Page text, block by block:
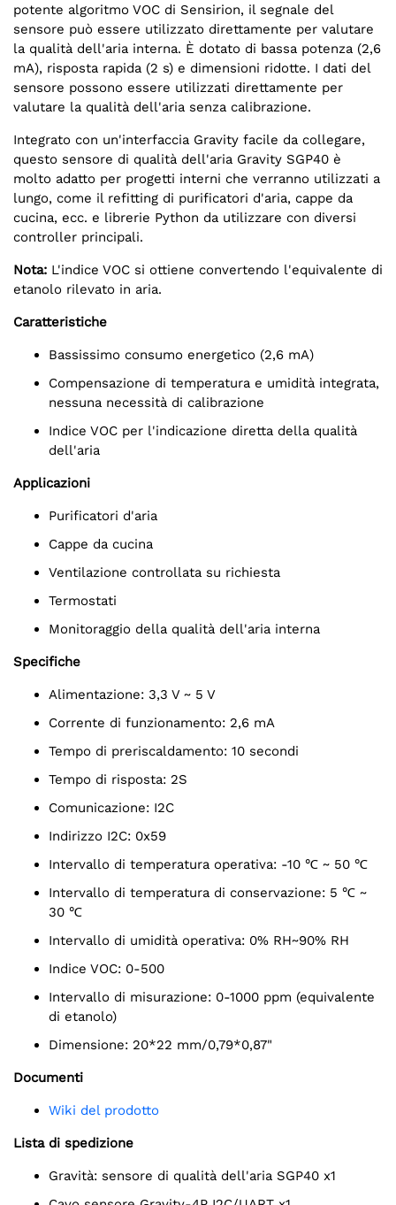
potente algoritmo VOC di Sensirion, il segnale del
sensore può essere utilizzato direttamente per valutare
la qualità dell'aria interna. È dotato di bassa potenza (2,6
mA), risposta rapida (2 s) e dimensioni ridotte. I dati del
sensore possono essere utilizzati direttamente per
valutare la qualità dell'aria senza calibrazione.
Integrato con un'interfaccia Gravity facile da collegare,
questo sensore di qualità dell'aria Gravity SGP40 è
molto adatto per progetti interni che verranno utilizzati a
lungo, come il refitting di purificatori d'aria, cappe da
cucina, ecc. e librerie Python da utilizzare con diversi
controller principali.
Nota: L'indice VOC si ottiene convertendo l'equivalente di
etanolo rilevato in aria.
Caratteristiche
Bassissimo consumo energetico (2,6 mA)
Compensazione di temperatura e umidità integrata,
nessuna necessità di calibrazione
Indice VOC per l'indicazione diretta della qualità
dell'aria
Applicazioni
Purificatori d'aria
Cappe da cucina
Ventilazione controllata su richiesta
Termostati
Monitoraggio della qualità dell'aria interna
Specifiche
Alimentazione: 3,3 V ~ 5 V
Corrente di funzionamento: 2,6 mA
Tempo di preriscaldamento: 10 secondi
Tempo di risposta: 2S
Comunicazione: I2C
Indirizzo I2C: 0x59
Intervallo di temperatura operativa: -10 ℃ ~ 50 ℃
Intervallo di temperatura di conservazione: 5 ℃ ~
30 ℃
Intervallo di umidità operativa: 0% RH~90% RH
Indice VOC: 0-500
Intervallo di misurazione: 0-1000 ppm (equivalente
di etanolo)
Dimensione: 20*22 mm/0,79*0,87"
Documenti
Wiki del prodotto
Lista di spedizione
Gravità: sensore di qualità dell'aria SGP40 x1